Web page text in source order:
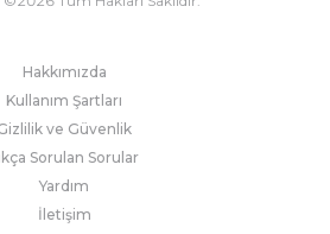
Hakkımızda
Kullanım Şartları
ve Güvenlik
Sorulan Sorular
Yardım
İletişim